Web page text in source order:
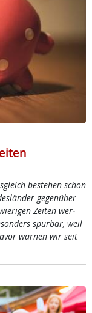
be­ste­hen schon
ge­gen­über
Zei­ten wer­
spür­bar, weil
war­nen wir seit